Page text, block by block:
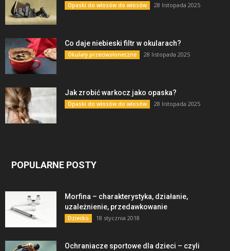
Opaski do włosów do włosów 28 listopada 2025
Co daje niebieski filtr w okularach?
Okulary przeciwsłoneczne 28 listopada 2025
Jak zrobić warkocz jako opaska?
Opaski do włosów do włosów 28 listopada 2025
POPULARNE POSTY
Morfina – charakterystyka, działanie,
uzależnienie, przedawkowanie
Dziecko 18 stycznia 2018
Ochraniacze sportowe dla dzieci – czyli